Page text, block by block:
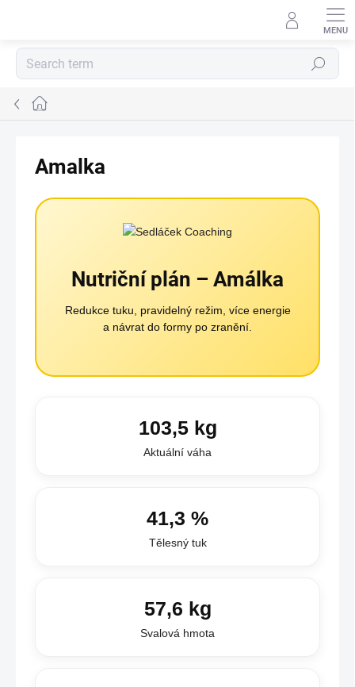
Search
Home
Amalka
Nutriční plán – Amálka
Redukce tuku, pravidelný režim, více energie
a návrat do formy po zranění.
103,5 kg
Aktuální váha
41,3 %
Tělesný tuk
57,6 kg
Svalová hmota